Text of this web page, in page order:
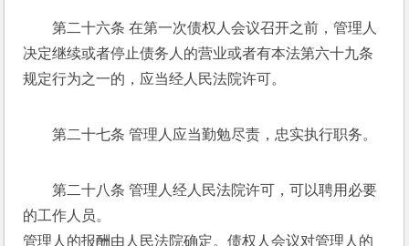
第二十六条 在第一次债权人会议召开之前，管理人
决定继续或者停止债务人的营业或者有本法第六十九条
规定行为之一的，应当经人民法院许可。
第二十七条 管理人应当勤勉尽责，忠实执行职务。
第二十八条 管理人经人民法院许可，可以聘用必要
的工作人员。
管理人的报酬由人民法院确定。债权人会议对管理人的